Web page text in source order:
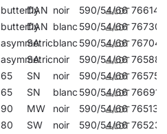
butterfly
DAN noir 590/54/66 766145
butterfly
DAN blanc 590/54/66 767302
asymmetric
SA blanc 590/54/66 767043
asymmetric
SA noir 590/54/66 765889
65 SN noir 590/54/66 765759
65 SN blanc 590/54/66 766916
90 MW noir 590/54/66 765131
80 SW noir 590/54/66 765230